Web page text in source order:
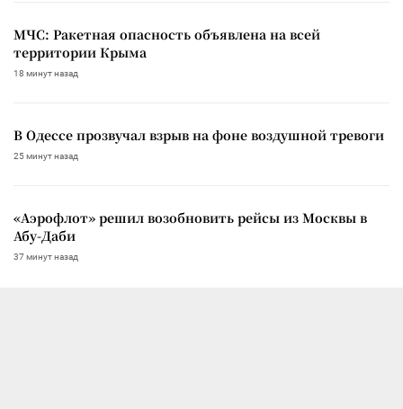
МЧС: Ракетная опасность объявлена на всей
территории Крыма
18 минут назад
В Одессе прозвучал взрыв на фоне воздушной тревоги
25 минут назад
«Аэрофлот» решил возобновить рейсы из Москвы в
Абу-Даби
37 минут назад